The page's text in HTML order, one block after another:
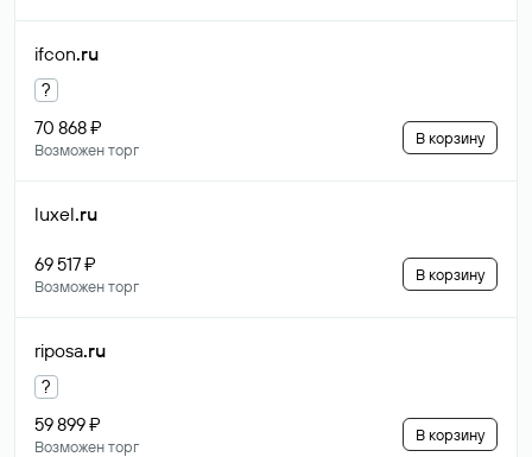
ifcon.ru
?
70 868 ₽
Возможен торг
В корзину
luxel.ru
69 517 ₽
Возможен торг
В корзину
riposa.ru
?
59 899 ₽
Возможен торг
В корзину